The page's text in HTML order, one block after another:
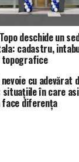
deschide un
cadastru,
cu adevărat
situațiile în care
face diferența